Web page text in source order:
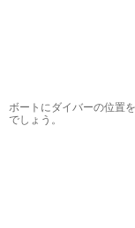
ボートにダイバーの位置
でしょう。